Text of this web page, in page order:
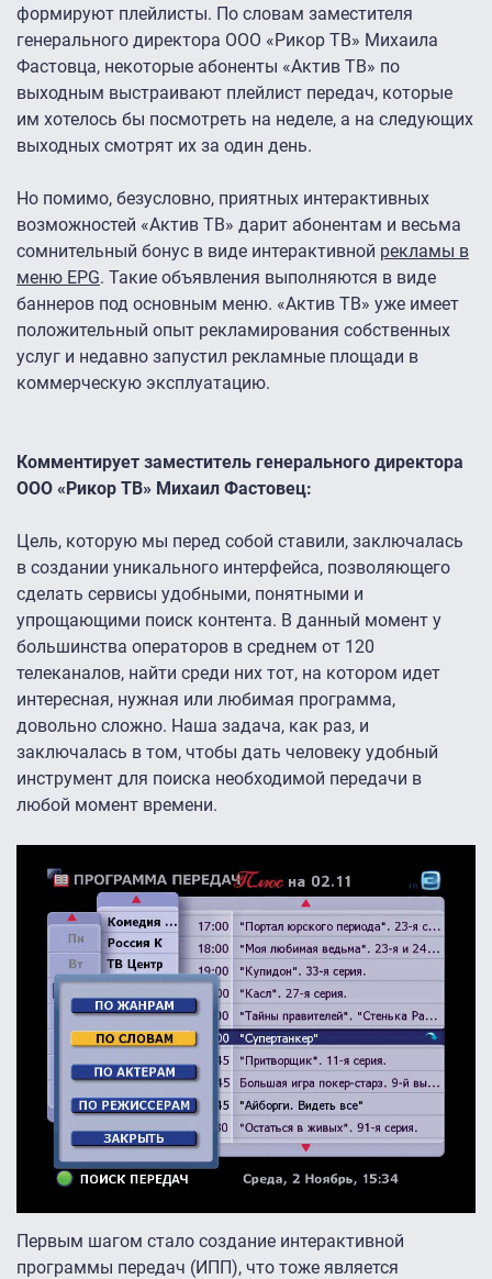
формируют плейлисты. По словам заместителя
генерального директора ООО «Рикор ТВ» Михаила
Фастовца, некоторые абоненты «Актив ТВ» по
выходным выстраивают плейлист передач, которые
им хотелось бы посмотреть на неделе, а на следующих
выходных смотрят их за один день.
Но помимо, безусловно, приятных интерактивных
возможностей «Актив ТВ» дарит абонентам и весьма
сомнительный бонус в виде интерактивной рекламы в
меню EPG. Такие объявления выполняются в виде
баннеров под основным меню. «Актив ТВ» уже имеет
положительный опыт рекламирования собственных
услуг и недавно запустил рекламные площади в
коммерческую эксплуатацию.
Комментирует заместитель генерального директора
ООО «Рикор ТВ» Михаил Фастовец:
Цель, которую мы перед собой ставили, заключалась
в создании уникального интерфейса, позволяющего
сделать сервисы удобными, понятными и
упрощающими поиск контента. В данный момент у
большинства операторов в среднем от 120
телеканалов, найти среди них тот, на котором идет
интересная, нужная или любимая программа,
довольно сложно. Наша задача, как раз, и
заключалась в том, чтобы дать человеку удобный
инструмент для поиска необходимой передачи в
любой момент времени.
Первым шагом стало создание интерактивной
программы передач (ИПП), что тоже является